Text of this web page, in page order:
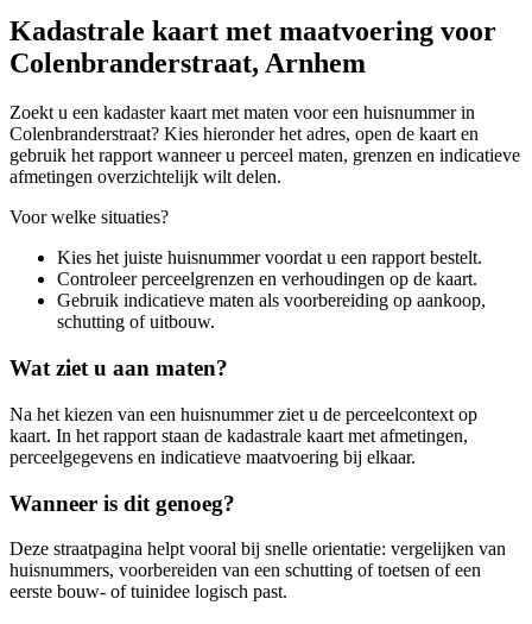
Kadastrale kaart met maatvoering voor
Colenbranderstraat, Arnhem
Zoekt u een kadaster kaart met maten voor een huisnummer in
Colenbranderstraat? Kies hieronder het adres, open de kaart en
gebruik het rapport wanneer u perceel maten, grenzen en indicatieve
afmetingen overzichtelijk wilt delen.
Voor welke situaties?
Kies het juiste huisnummer voordat u een rapport bestelt.
Controleer perceelgrenzen en verhoudingen op de kaart.
Gebruik indicatieve maten als voorbereiding op aankoop,
schutting of uitbouw.
Wat ziet u aan maten?
Na het kiezen van een huisnummer ziet u de perceelcontext op
kaart. In het rapport staan de kadastrale kaart met afmetingen,
perceelgegevens en indicatieve maatvoering bij elkaar.
Wanneer is dit genoeg?
Deze straatpagina helpt vooral bij snelle orientatie: vergelijken van
huisnummers, voorbereiden van een schutting of toetsen of een
eerste bouw- of tuinidee logisch past.